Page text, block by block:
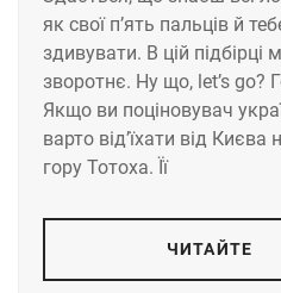
як свої п’ять пальців й
здивувати. В цій
зворотнє. Ну що, let’s go?
Якщо ви поціновувач
варто від’їхати від Києва
гору Тотоха. Її
ЧИТАЙТЕ